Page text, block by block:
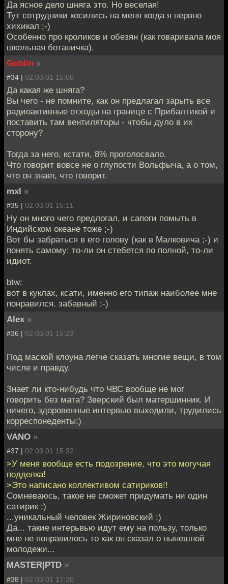
Да ясное дело шняга это. Но веселая!
Тут сотрудники косились на меня когда я нервно
хихикал ;-)
Особенно про кроликов и обезян (как говаривала моя
школьная ботаничка).
Goblin »
#34 | 02.03.01 15:00
Да какая же шняга?
Вы чего - не помните, как он предлагал зарыть все
радиоактивные отходы на границе с Прибалтикой и
поставить там вентиляторы - чтобы дуло в их
сторону?
Тогда за него, кстати, 8% проголосвало.
Что говорит вовсе не о глупости Вольфыча, а о том,
что он знает, что говорит.
mxl »
#35 | 02.03.01 15:11
Ну он много чего предлогал, и сапоги помыть в
Индийском океане тоже ;-)
Вот бы забраться в его голову (как в Малковича ;-) и
понять самому: то-ли он стебется по полной, то-ли
идиот.
btw:
вот в куклах, ксати, именно его типаж наиболее мне
понравился. забавный ;-)
Alex »
#36 | 02.03.01 15:23
Под маской клоуна легче сказать многие вещи, в том
числе и правду.
Знает ли кто-нибудь что ЧВС вообще не мог
говорить без мата? Зверский был матершинник. И
ничего, здоровенные интервью выходили, трудились
корреспонеденты:)
VANO »
#37 | 02.03.01 15:32
>У меня вообще есть подозрение, что это могучая
подделка!
>Это написано коллективом сатириков!!
Сомневаюсь, такое не сможет придумать ни один
сатирик ;)
...уникальный человек Жириновский ;)
Да... такие интерьвью идут ему на пользу, только
мне не понравилось то как он сказал о нынешной
молодежи...
MASTER|PTD »
#38 | 02.03.01 17:30